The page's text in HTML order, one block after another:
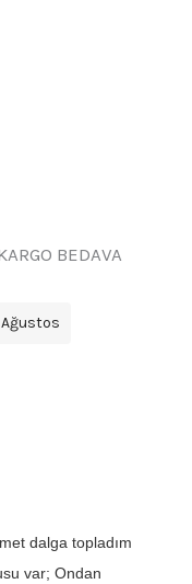
BEDAVA
Ağustos
dalga topladım
var; Ondan